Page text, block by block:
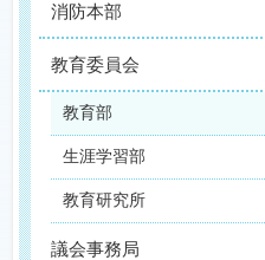
消防本部
教育委員会
教育部
生涯学習部
教育研究所
議会事務局